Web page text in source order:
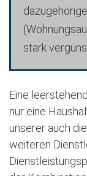
stark
Eine
nur eine
unserer auch
weiteren